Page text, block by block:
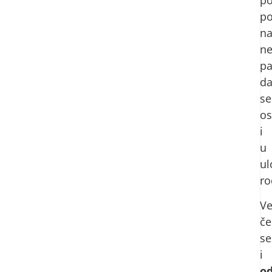
na
da
se
i
u
se
i